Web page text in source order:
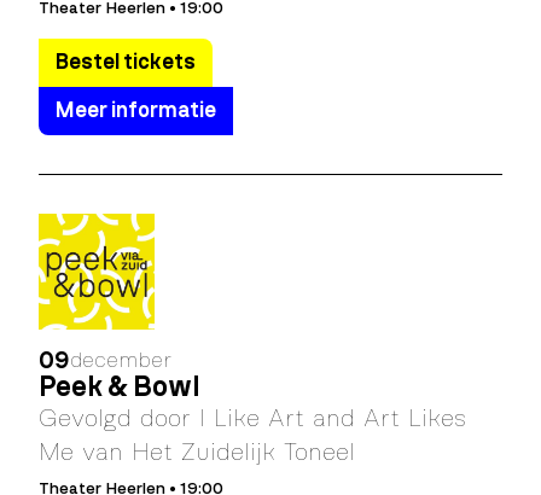
Theater Heerlen • 19:00
Bestel tickets
Meer informatie
09december
Peek & Bowl
Gevolgd door I Like Art and Art Likes
Me van Het Zuidelijk Toneel
Theater Heerlen • 19:00